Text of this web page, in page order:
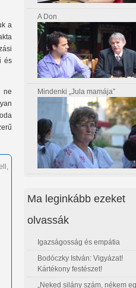
a
és
ne
A Don
Mindenki „Jula mamája”
Ma leginkább ezeket
olvassák
Igazságosság és empátia
Bodóczky István: Vigyázat!
Kártékony festészet!
„Neked silány szám, nékem